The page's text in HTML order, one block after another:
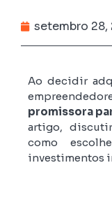
setembro 28,
Ao decidir
promissora
artigo,
como
investimentos